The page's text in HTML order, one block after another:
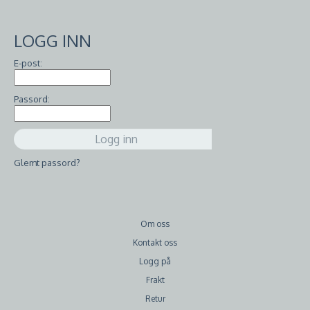
LOGG INN
E-post:
Passord:
Glemt passord?
Om oss
Kontakt oss
Logg på
Frakt
Retur